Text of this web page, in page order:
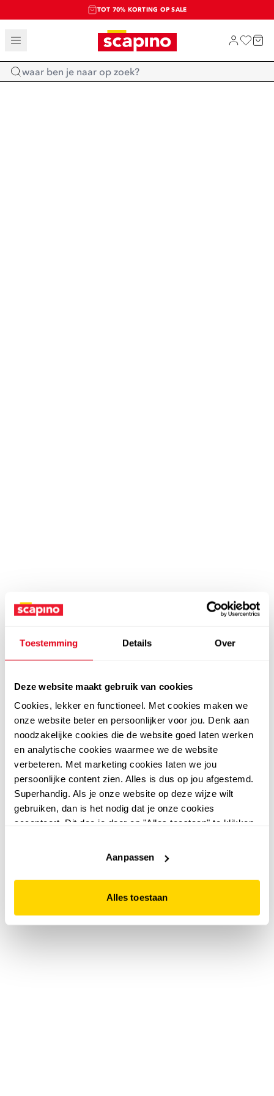
Toestemming Details Over
Deze website maakt gebruik van cookies
Cookies, lekker en functioneel. Met cookies maken we
onze website beter en persoonlijker voor jou. Denk aan
noodzakelijke cookies die de website goed laten werken
en analytische cookies waarmee we de website
verbeteren. Met marketing cookies laten we jou
persoonlijke content zien. Alles is dus op jou afgestemd.
Superhandig. Als je onze website op deze wijze wilt
gebruiken, dan is het nodig dat je onze cookies
accepteert. Dit doe je door op "Alles toestaan" te klikken.
website niet optimaal functioneert.
Aanpassen
Alles toestaan
TOT 70% KORTING OP SALE
SALE: LAATSTE KANS!
SHOP NIEUW
Home